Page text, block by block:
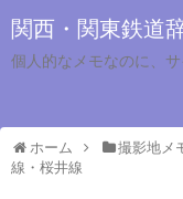
関西・関東鉄道
個人的なメモなのに、
ホーム 撮影地メ
線・桜井線